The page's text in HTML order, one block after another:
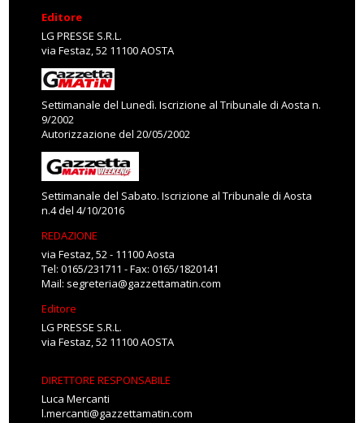
Editore
LG PRESSE S.R.L.
via Festaz, 52 11100 AOSTA
Settimanale del Lunedì. Iscrizione al Tribunale di Aosta n.
9/2002
Autorizzazione del 20/05/2002
Settimanale del Sabato. Iscrizione al Tribunale di Aosta
n.4 del 4/10/2016
REDAZIONE
via Festaz, 52 - 11100 Aosta
Tel: 0165/231711 - Fax: 0165/1820141
Mail: segreteria@gazzettamatin.com
Editore
LG PRESSE S.R.L.
via Festaz, 52 11100 AOSTA
DIRETTORE RESPONSABILE
Luca Mercanti
l.mercanti@gazzettamatin.com